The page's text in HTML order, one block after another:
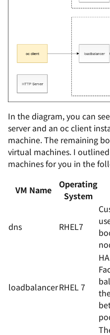
In the diagram, you can
server and an oc client
machine. The remaining
virtual machines. I
machines for you in the
VM Name
Operating
System
dns RHEL7
loadbalancerRHEL 7